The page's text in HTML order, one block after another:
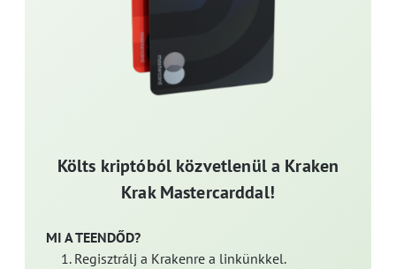
Költs kriptóból közvetlenül a Kraken
Krak Mastercarddal!
MI A TEENDŐD?
Regisztrálj a Krakenre a linkünkkel.